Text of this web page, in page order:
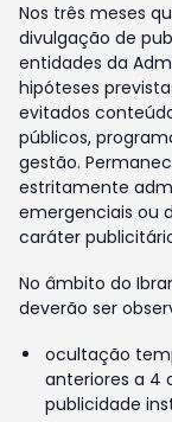
Nos três meses
divulgação de
entidades da
hipóteses
evitados
públicos,
gestão.
estritamente
emergenciais ou
caráter
No âmbito do
deverão ser
ocultação
anteriores a 4
publicidade